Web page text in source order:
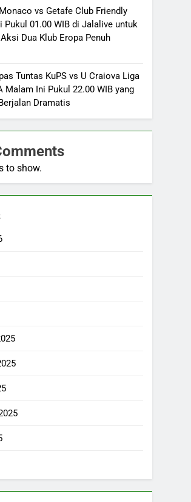
vs Getafe Club Friendly
Pukul 01.00 WIB di Jalalive untuk
Dua Klub Eropa Penuh
Tuntas KuPS vs U Craiova Liga
Malam Ini Pukul 22.00 WIB yang
Dramatis
to show.